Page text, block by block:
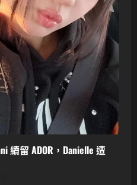
續留 ADOR，Danielle 遭